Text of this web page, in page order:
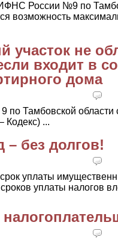
России №9 по
возможность
участок не
входит в
дома
Тамбовской области
Кодекс) ...
– без долгов!
уплаты
уплаты налогов